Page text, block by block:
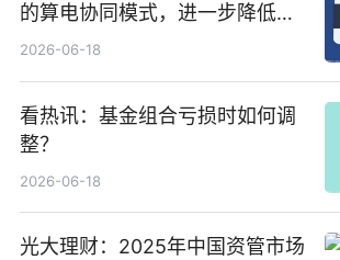
的算电协同模式，进一步降低网
络传输时延_最资讯
2026-06-18
看热讯：基金组合亏损时如何调
整？
2026-06-18
光大理财：2025年中国资管市场